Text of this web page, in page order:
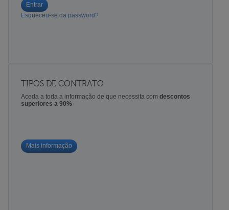
Entrar
Esqueceu-se da password?
TIPOS DE CONTRATO
Aceda a toda a informação de que necessita com descontos
superiores a 90%
Mais informação